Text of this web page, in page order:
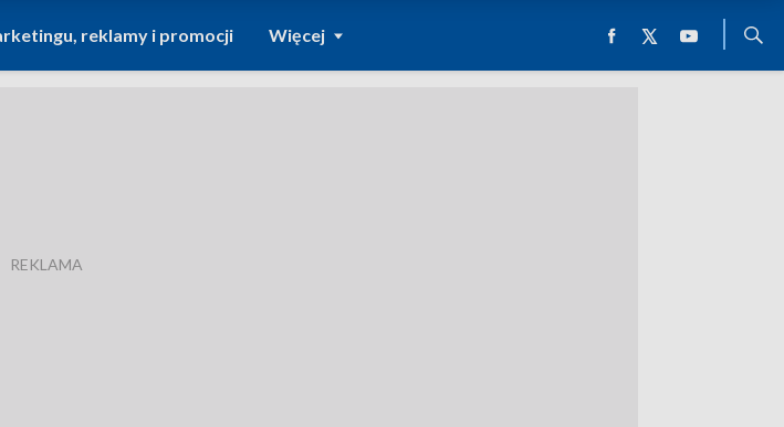
reklamy i promocji Więcej